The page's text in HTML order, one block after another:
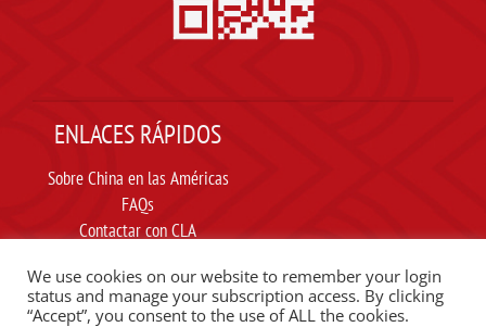
ENLACES RÁPIDOS
Sobre China en las Américas
FAQs
Contactar con CLA
Carta ética
We use cookies on our website to remember your login
status and manage your subscription access. By clicking
“Accept”, you consent to the use of ALL the cookies.